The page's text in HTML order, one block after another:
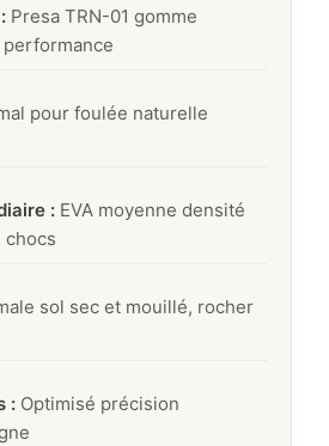
Presa TRN-01 gomme
performance
pour foulée naturelle
: EVA moyenne densité
sol sec et mouillé, rocher
: Optimisé précision